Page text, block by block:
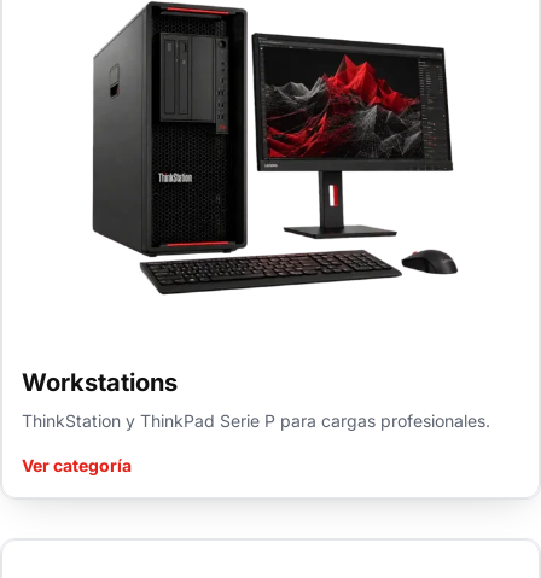
Workstations
ThinkStation y ThinkPad Serie P para cargas profesionales.
Ver categoría